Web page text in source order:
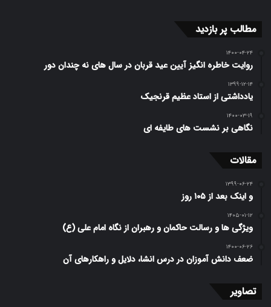
مطالب پر بازدید
۱۴۰۰-۰۴-۲۴
روایت خاطره انگیز آیین عید قربان در سال های نه چندان دور
۱۳۹۹-۱۲-۱۴
یادداشتی از استاد عظیم قرنجیک
۱۴۰۰-۰۳-۱۹
نگاهی بر نشست های طایفه ای
مقالات
۱۳۹۹-۰۶-۲۴
و اینک بعد از ۱۰۵ روز
۱۴۰۵-۰۱-۱۲
ویژگی ها و رسالت حاکمان و رهبران از نگاه امام علی (ع)
۱۴۰۰-۰۶-۲۶
ضعف دانش آموزان در درس انشا، دلایل و راهکارهای آن
تصاویر